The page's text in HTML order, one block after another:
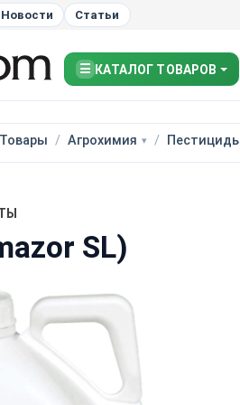
Новости Статьи
☰ КАТАЛОГ ТОВАРОВ
Товары Агрохимия
SL)